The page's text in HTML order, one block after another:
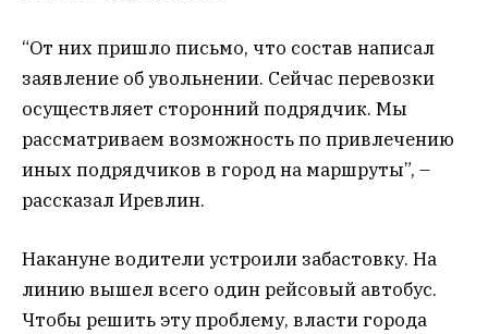
“От них пришло письмо, что состав написал
заявление об увольнении. Сейчас перевозки
осуществляет сторонний подрядчик. Мы
рассматриваем возможность по привлечению
иных подрядчиков в город на маршруты”, –
рассказал Иревлин.
Накануне водители устроили забастовку. На
линию вышел всего один рейсовый автобус.
Чтобы решить эту проблему, власти города